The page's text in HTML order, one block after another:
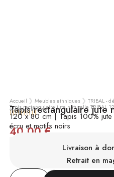
Accueil Meubles ethniques TRIBAL -
Tapis rectangulaire jute naturelle TRIBAL
Tapis rectangulaire jute

voir tous les avis
120 x 80 cm | Tapis 100%
écru et motifs noirs
40,00 €TTC
SUR
Chez vous
Livraison à
Retrait en